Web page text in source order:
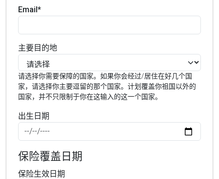
Email*
主要目的地
请选择你需要保障的国家。如果你会经过/居住在好几个国
家，请选择你主要逗留的那个国家。计划覆盖你祖国以外的
国家，并不只限制于你在这输入的这一个国家。
出生日期
保险覆盖日期
保险生效日期